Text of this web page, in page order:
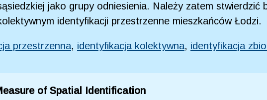
jako grupy odniesienia. Należy zatem stwierdzić
identyfikacji przestrzenne mieszkańców Łodzi.
przestrzenna, identyfikacja kolektywna, identyfikacja
of Spatial Identification